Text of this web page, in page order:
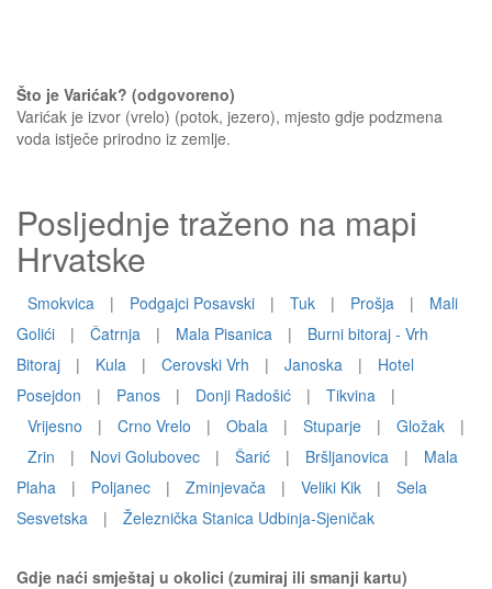
Što je Varićak? (odgovoreno)
Varićak je izvor (vrelo) (potok, jezero), mjesto gdje podzmena
voda istječe prirodno iz zemlje.
Posljednje traženo na mapi
Hrvatske
Smokvica | Podgajci Posavski | Tuk | Prošja |
Mali
Golići
| Čatrnja | Mala Pisanica |
Burni bitoraj - Vrh
Bitoraj
| Kula | Cerovski Vrh | Janoska |
Hotel
Posejdon
| Panos | Donji Radošić | Tikvina
|
Vrijesno
| Crno Vrelo | Obala | Stuparje | Gložak
|
Zrin
| Novi Golubovec | Šarić | Bršljanovica |
Mala
Plaha
| Poljanec | Zminjevača | Veliki Kik |
Sela
Sesvetska
| Železnička Stanica Udbinja-Sjeničak
Gdje naći smještaj u okolici (zumiraj ili smanji kartu)